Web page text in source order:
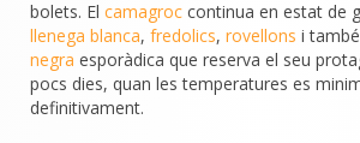
bolets. El camagroc continua en estat de
llenega blanca, fredolics, rovellons i
negra esporàdica que reserva el seu
pocs dies, quan les temperatures es
definitivament.